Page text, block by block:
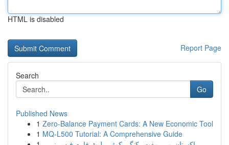
HTML is disabled
Report Page
Search
Go
Published News
1 Zero-Balance Payment Cards: A New Economic Tool
1 MQ-L500 Tutorial: A Comprehensive Guide